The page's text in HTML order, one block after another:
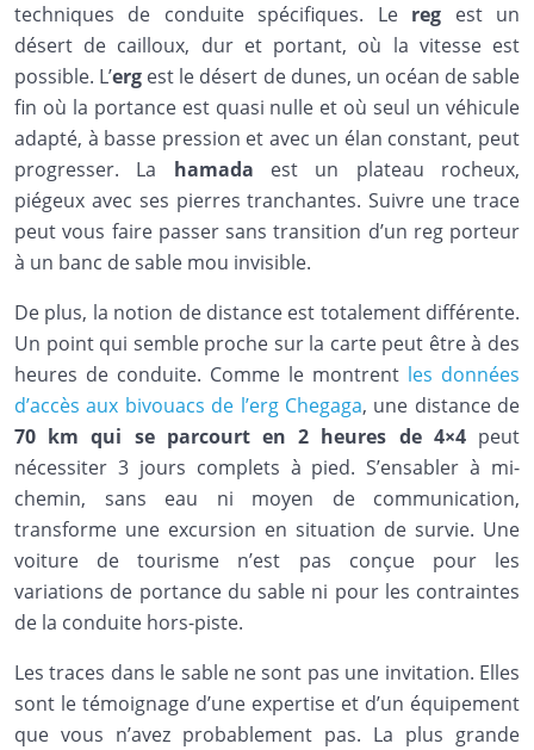
techniques de conduite spécifiques. Le reg est un
désert de cailloux, dur et portant, où la vitesse est
possible. L’erg est le désert de dunes, un océan de sable
fin où la portance est quasi nulle et où seul un véhicule
adapté, à basse pression et avec un élan constant, peut
progresser. La hamada est un plateau rocheux,
piégeux avec ses pierres tranchantes. Suivre une trace
peut vous faire passer sans transition d’un reg porteur
à un banc de sable mou invisible.
De plus, la notion de distance est totalement différente.
Un point qui semble proche sur la carte peut être à des
heures de conduite. Comme le montrent les données
d’accès aux bivouacs de l’erg Chegaga, une distance de
70 km qui se parcourt en 2 heures de 4×4peut
nécessiter 3 jours complets à pied. S’ensabler à mi-
chemin, sans eau ni moyen de communication,
transforme une excursion en situation de survie. Une
voiture de tourisme n’est pas conçue pour les
variations de portance du sable ni pour les contraintes
de la conduite hors-piste.
Les traces dans le sable ne sont pas une invitation. Elles
sont le témoignage d’une expertise et d’un équipement
que vous n’avez probablement pas. La plus grande